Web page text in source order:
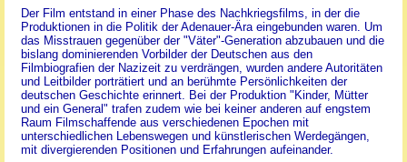
Der Film entstand in einer Phase des Nachkriegsfilms, in der die
Produktionen in die Politik der Adenauer-Ära eingebunden waren. Um
das Misstrauen gegenüber der "Väter"-Generation abzubauen und die
bislang dominierenden Vorbilder der Deutschen aus den
Filmbiografien der Nazizeit zu verdrängen, wurden andere Autoritäten
und Leitbilder porträtiert und an berühmte Persönlichkeiten der
deutschen Geschichte erinnert. Bei der Produktion "Kinder, Mütter
und ein General" trafen zudem wie bei keiner anderen auf engstem
Raum Filmschaffende aus verschiedenen Epochen mit
unterschiedlichen Lebenswegen und künstlerischen Werdegängen,
mit divergierenden Positionen und Erfahrungen aufeinander.